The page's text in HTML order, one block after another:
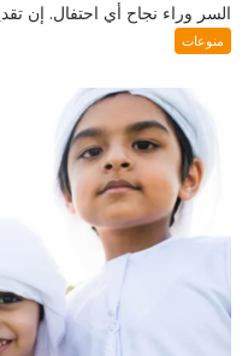
السر وراء نجاح أي احتفال. إن
منوعات